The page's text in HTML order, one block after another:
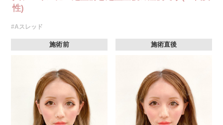
性)
#Aスレッド
施術前 施術直後